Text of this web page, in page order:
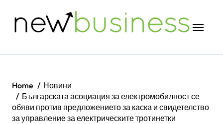
Home
Новини
Българската асоциация за електромобилност се
обяви против предложението за каска и свидетелство
за управление за електрическите тротинетки